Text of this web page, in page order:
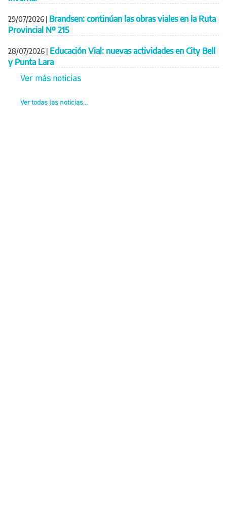
29/07/2026 | Brandsen: continúan las obras viales en la Ruta
Provincial Nº 215
28/07/2026 | Educación Vial: nuevas actividades en City Bell
y Punta Lara
Ver más noticias
Ver todas las noticias...